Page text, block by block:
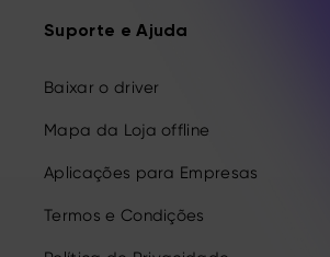
Suporte e Ajuda
Baixar o driver
Mapa da Loja offline
Aplicações para Empresas
Termos e Condições